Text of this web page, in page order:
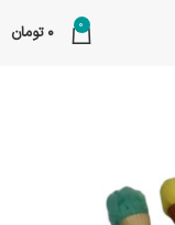
0
0 تومان